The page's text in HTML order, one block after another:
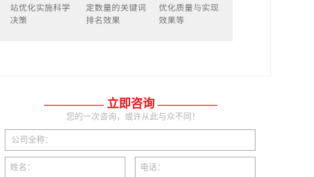
————— 立即咨询 —————
您的一次咨询，或许从此与众不同！
公司全称：
姓名： 电话：